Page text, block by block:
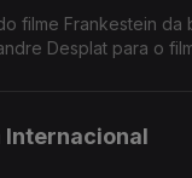
filme Frankestein da
Desplat para o
Internacional